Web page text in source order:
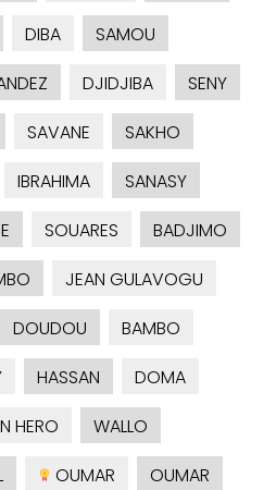
DIBA
SAMOU
DJIDJIBA
SENY
SAVANE
SAKHO
IBRAHIMA
SANASY
SOUARES
BADJIMO
JEAN GULAVOGU
DOUDOU
BAMBO
HASSAN
DOMA
HERO
WALLO
OUMAR OUMAR